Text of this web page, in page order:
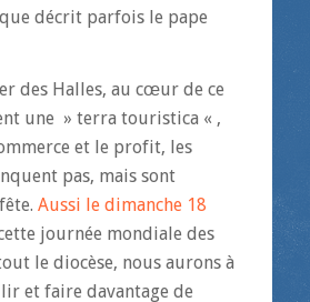
décrit parfois le pape
des Halles, au cœur de ce
une » terra touristica « ,
et le profit, les
pas, mais sont
Aussi le dimanche 18
journée mondiale des
le diocèse, nous aurons à
et faire davantage de